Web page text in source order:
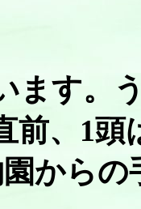
ます。
前、1
園から